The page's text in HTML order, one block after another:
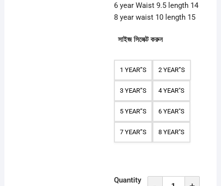
6 year Waist 9.5 length 14
8 year waist 10 length 15
সাইজ সিলেক্ট করুন
1 YEAR”S 2 YEAR”S
3 YEAR”S 4 YEAR"S
5 YEAR”S 6 YEAR"S
7 YEAR”S 8 YEAR"S
Quantity